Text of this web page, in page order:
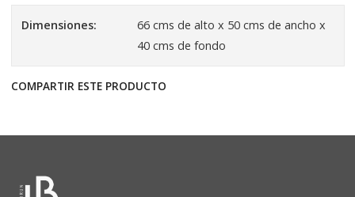
Dimensiones:
66 cms de alto x 50 cms de ancho x
40 cms de fondo
COMPARTIR ESTE PRODUCTO